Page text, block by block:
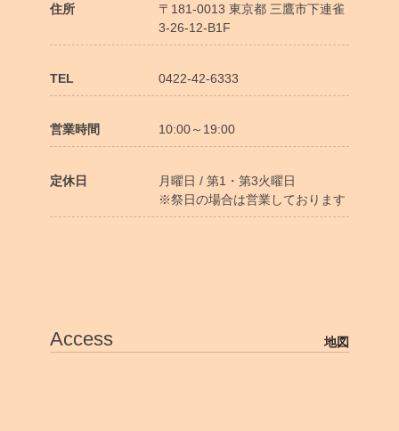
住所
〒181-0013 東京都 三鷹市下連雀
3-26-12-B1F
TEL 0422-42-6333
営業時間 10:00～19:00
定休日
月曜日 / 第1・第3火曜日
※祭日の場合は営業しております
Access 地図